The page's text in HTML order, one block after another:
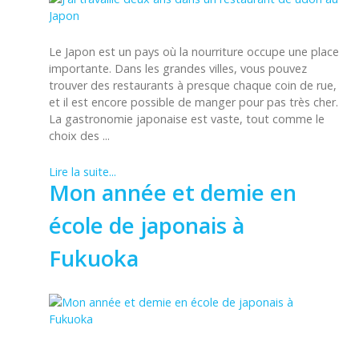
Le Japon est un pays où la nourriture occupe une place
importante. Dans les grandes villes, vous pouvez
trouver des restaurants à presque chaque coin de rue,
et il est encore possible de manger pour pas très cher.
La gastronomie japonaise est vaste, tout comme le
choix des ...
Lire la suite...
Mon année et demie en
école de japonais à
Fukuoka